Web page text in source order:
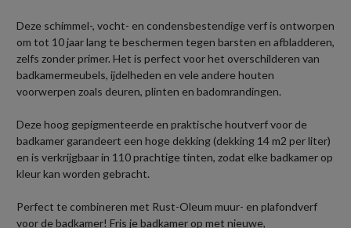
Deze schimmel-, vocht- en condensbestendige verf is ontworpen
om tot 10 jaar lang te beschermen tegen barsten en afbladderen,
zelfs zonder primer. Het is perfect voor het overschilderen van
badkamermeubels, ijdelheden en vele andere houten
voorwerpen zoals deuren, plinten en badomrandingen.
Deze hoog gepigmenteerde en praktische houtverf voor de
badkamer garandeert een hoge dekking (dekking 14 m2 per liter)
en is verkrijgbaar in 110 prachtige tinten, zodat elke badkamer op
kleur kan worden gebracht.
Perfect te combineren met Rust-Oleum muur- en plafondverf
voor de badkamer! Fris je badkamer op met nieuwe,